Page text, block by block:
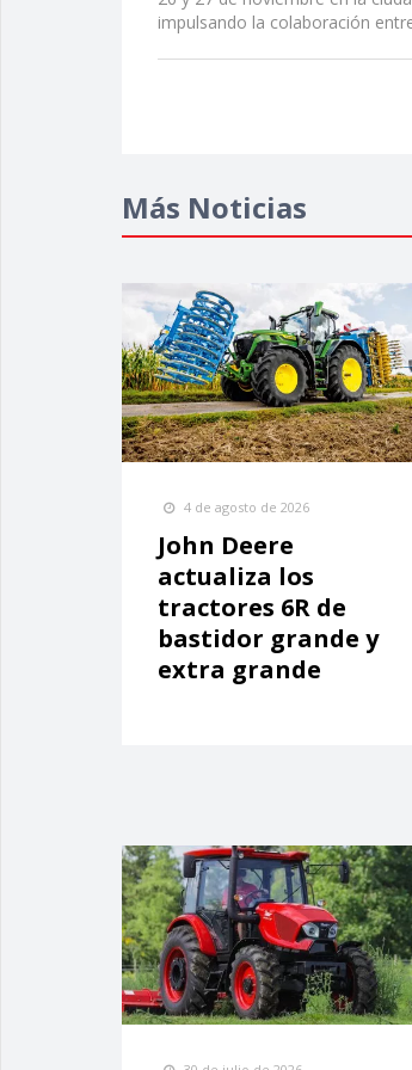
impulsando la colaboración
Más Noticias
4 de agosto de 2026
John Deere
actualiza los
tractores 6R de
bastidor grande y
extra grande